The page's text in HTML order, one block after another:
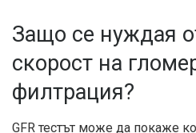
Защо се нуждая
скорост на
филтрация?
GFR тестът може да покаже